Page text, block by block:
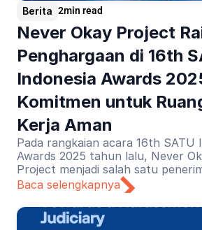
Berita 2min read
Never Okay Project
Penghargaan di 16th
Indonesia Awards
Komitmen untuk
Kerja Aman
Pada rangkaian acara 16th SATU
Awards 2025 tahun lalu, Never
Project menjadi salah satu
penghargaan untuk kategori
Apresiasi diberikan atas upaya
pencegahan dan penanganan
seksual di dunia kerja.
Baca selengkapnya